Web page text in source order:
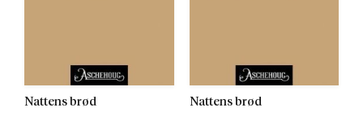
Nattens brød Nattens brød